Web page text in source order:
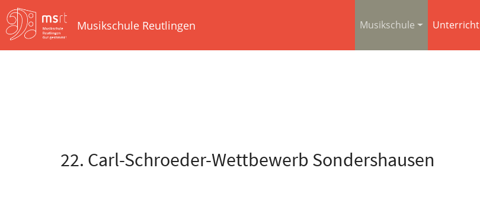
Musikschule Reutlingen Musikschule Unterricht
22. Carl-Schroeder-Wettbewerb Sondershausen